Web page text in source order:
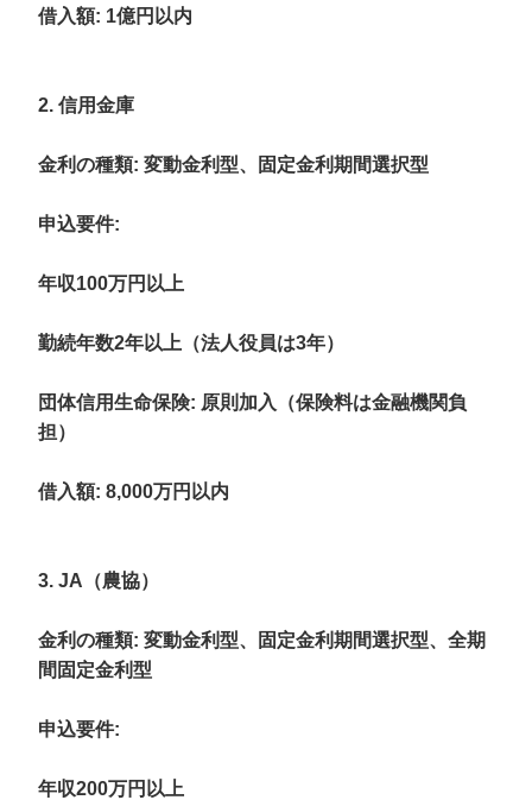
借入額: 1億円以内
2. 信用金庫
金利の種類: 変動金利型、固定金利期間選択型
申込要件:
年収100万円以上
勤続年数2年以上（法人役員は3年）
団体信用生命保険: 原則加入（保険料は金融機関負
担）
借入額: 8,000万円以内
3. JA（農協）
金利の種類: 変動金利型、固定金利期間選択型、全期
間固定金利型
申込要件:
年収200万円以上